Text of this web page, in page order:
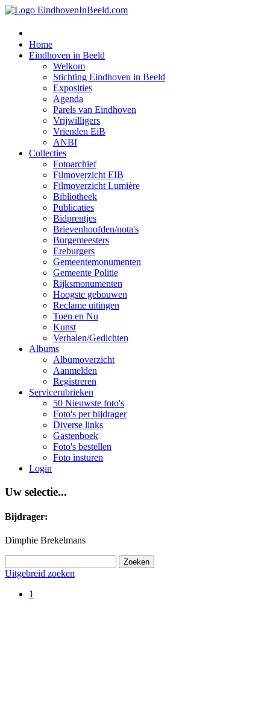
Home
Eindhoven in Beeld
Welkom
Stichting Eindhoven in Beeld
Exposities
Agenda
Parels van Eindhoven
Vrijwilligers
Vrienden EiB
ANBI
Collecties
Fotoarchief
Filmoverzicht EIB
Filmoverzicht Lumière
Bibliotheek
Publicaties
Bidprentjes
Brievenhoofden/nota's
Burgemeesters
Ereburgers
Gemeentemonumenten
Gemeente Politie
Rijksmonumenten
Hoogste gebouwen
Reclame uitingen
Toen en Nu
Kunst
Verhalen/Gedichten
Albums
Albumoverzicht
Aanmelden
Registreren
Servicerubrieken
50 Nieuwste foto's
Foto's per bijdrager
Diverse links
Gastenboek
Foto's bestellen
Foto insturen
Login
Uw selectie...
Bijdrager:
Dimphie Brekelmans
Uitgebreid zoeken
1